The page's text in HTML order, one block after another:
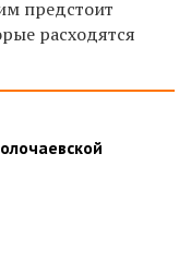
предстоит
расходятся